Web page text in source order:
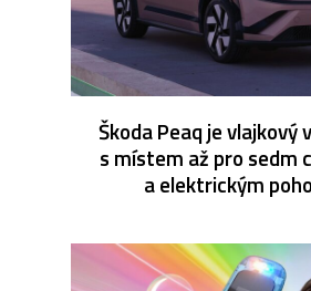
Škoda Peaq je vlajkový
s místem až pro sedm
a elektrickým